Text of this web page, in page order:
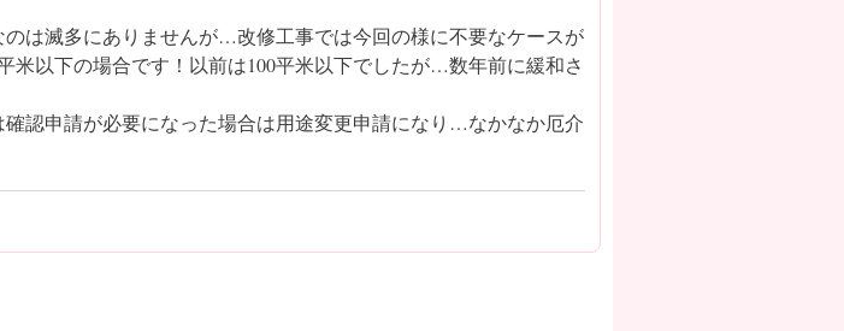
は滅多にありませんが…改修工事では今回の様に不要なケースが
米以下の場合です！以前は100平米以下でしたが…数年前に緩和さ
認申請が必要になった場合は用途変更申請になり…なかなか厄介